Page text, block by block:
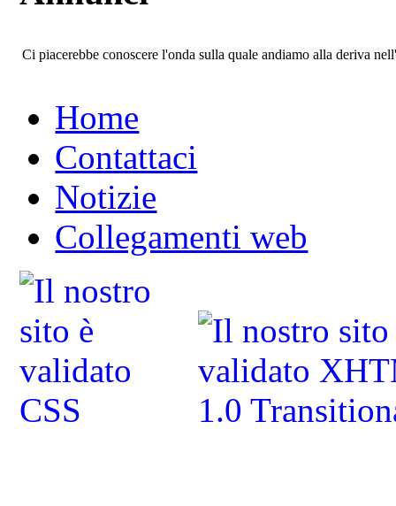
Ci piacerebbe conoscere l'onda sulla quale andiamo alla deriva
Home
Contattaci
Notizie
Collegamenti web